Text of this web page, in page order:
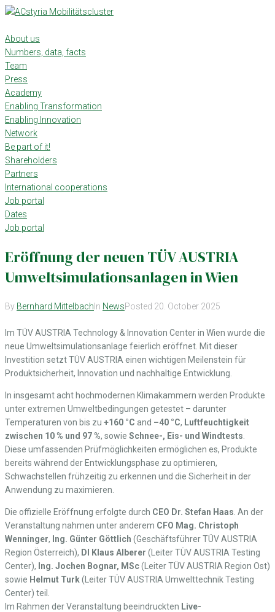
Skip
content
About us
Numbers, data, facts
Team
Press
Academy
Enabling Transformation
Enabling Innovation
Network
Be part of it!
Shareholders
Partners
International cooperations
Job portal
Dates
Job portal
Eröffnung der neuen TÜV AUSTRIA
Umweltsimulationsanlagen in Wien
By Bernhard Mittelbach In NewsPosted 20. October 2025
Im TÜV AUSTRIA Technology & Innovation Center in Wien wurde die
neue Umweltsimulationsanlage feierlich eröffnet. Mit dieser
Investition setzt TÜV AUSTRIA einen wichtigen Meilenstein für
Produktsicherheit, Innovation und nachhaltige Entwicklung.
In insgesamt acht hochmodernen Klimakammern werden Produkte
unter extremen Umweltbedingungen getestet – darunter
Temperaturen von bis zu +160 °C and –40 °C, Luftfeuchtigkeit
zwischen 10 % und 97 %, sowie Schnee-, Eis- und Windtests
Diese umfassenden Prüfmöglichkeiten ermöglichen es, Produkte
bereits während der Entwicklungsphase zu optimieren,
Schwachstellen frühzeitig zu erkennen und die Sicherheit in der
Anwendung zu maximieren.
Die offizielle Eröffnung erfolgte durch CEO Dr. Stefan Haas . An der
Veranstaltung nahmen unter anderem CFO Mag. Christoph
Wenninger, Ing. Günter Göttlich (Geschäftsführer TÜV AUSTRIA
Region Österreich), DI Klaus Alberer (Leiter TÜV AUSTRIA Testing
Center), Ing. Jochen Bognar, MSc(Leiter TÜV AUSTRIA Region Ost)
sowie Helmut Turk(Leiter TÜV AUSTRIA Umwelttechnik Testing
Center) teil.
Im Rahmen der Veranstaltung beeindruckten Live-